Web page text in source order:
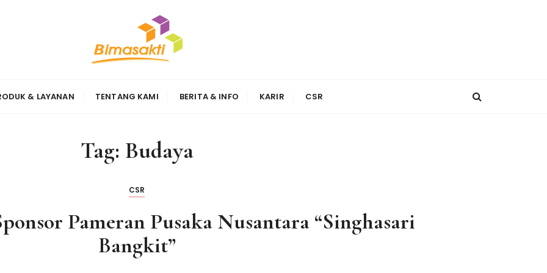
& LAYANAN TENTANG KAMI BERITA & INFO KARIR CSR
Tag: Budaya
CSR
Pameran Pusaka Nusantara “Singhasari
Bangkit”